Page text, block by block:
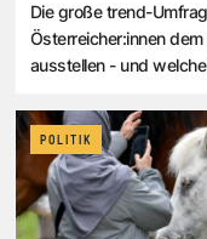
Die große trend-
Österreicher:innen
ausstellen - und
POLITIK